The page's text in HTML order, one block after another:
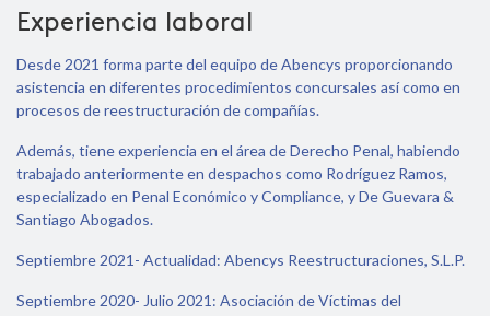
Experiencia laboral
Desde 2021 forma parte del equipo de Abencys proporcionando
asistencia en diferentes procedimientos concursales así como en
procesos de reestructuración de compañías.
Además, tiene experiencia en el área de Derecho Penal, habiendo
trabajado anteriormente en despachos como Rodríguez Ramos,
especializado en Penal Económico y Compliance, y De Guevara &
Santiago Abogados.
Septiembre 2021- Actualidad: Abencys Reestructuraciones, S.L.P.
Septiembre 2020- Julio 2021: Asociación de Víctimas del